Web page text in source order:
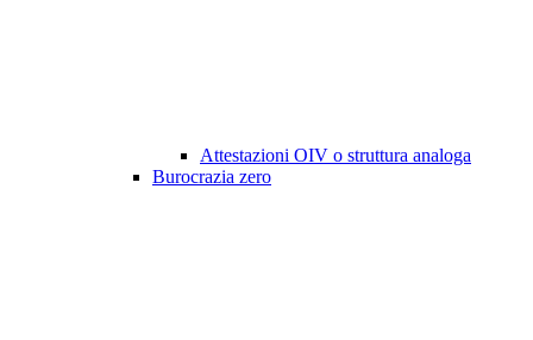
Attestazioni OIV o struttura analoga
Burocrazia zero